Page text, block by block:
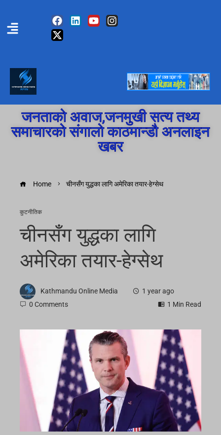
जनताको अवाज,जनमुखी सत्य तथ्य
समाचारको संगालो काठमान्डौ अनलाइन
खबर
Home चीनसँग युद्धका लागि अमेरिका तयार-हेग्सेथ
कुटनीतिक
चीनसँग युद्धका लागि
अमेरिका तयार-हेग्सेथ
Kathmandu Online Media
1 year ago
0 Comments
1 Min Read